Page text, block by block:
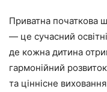
Приватна початкова
— це сучасний
де кожна дитина
гармонійний
та ціннісне